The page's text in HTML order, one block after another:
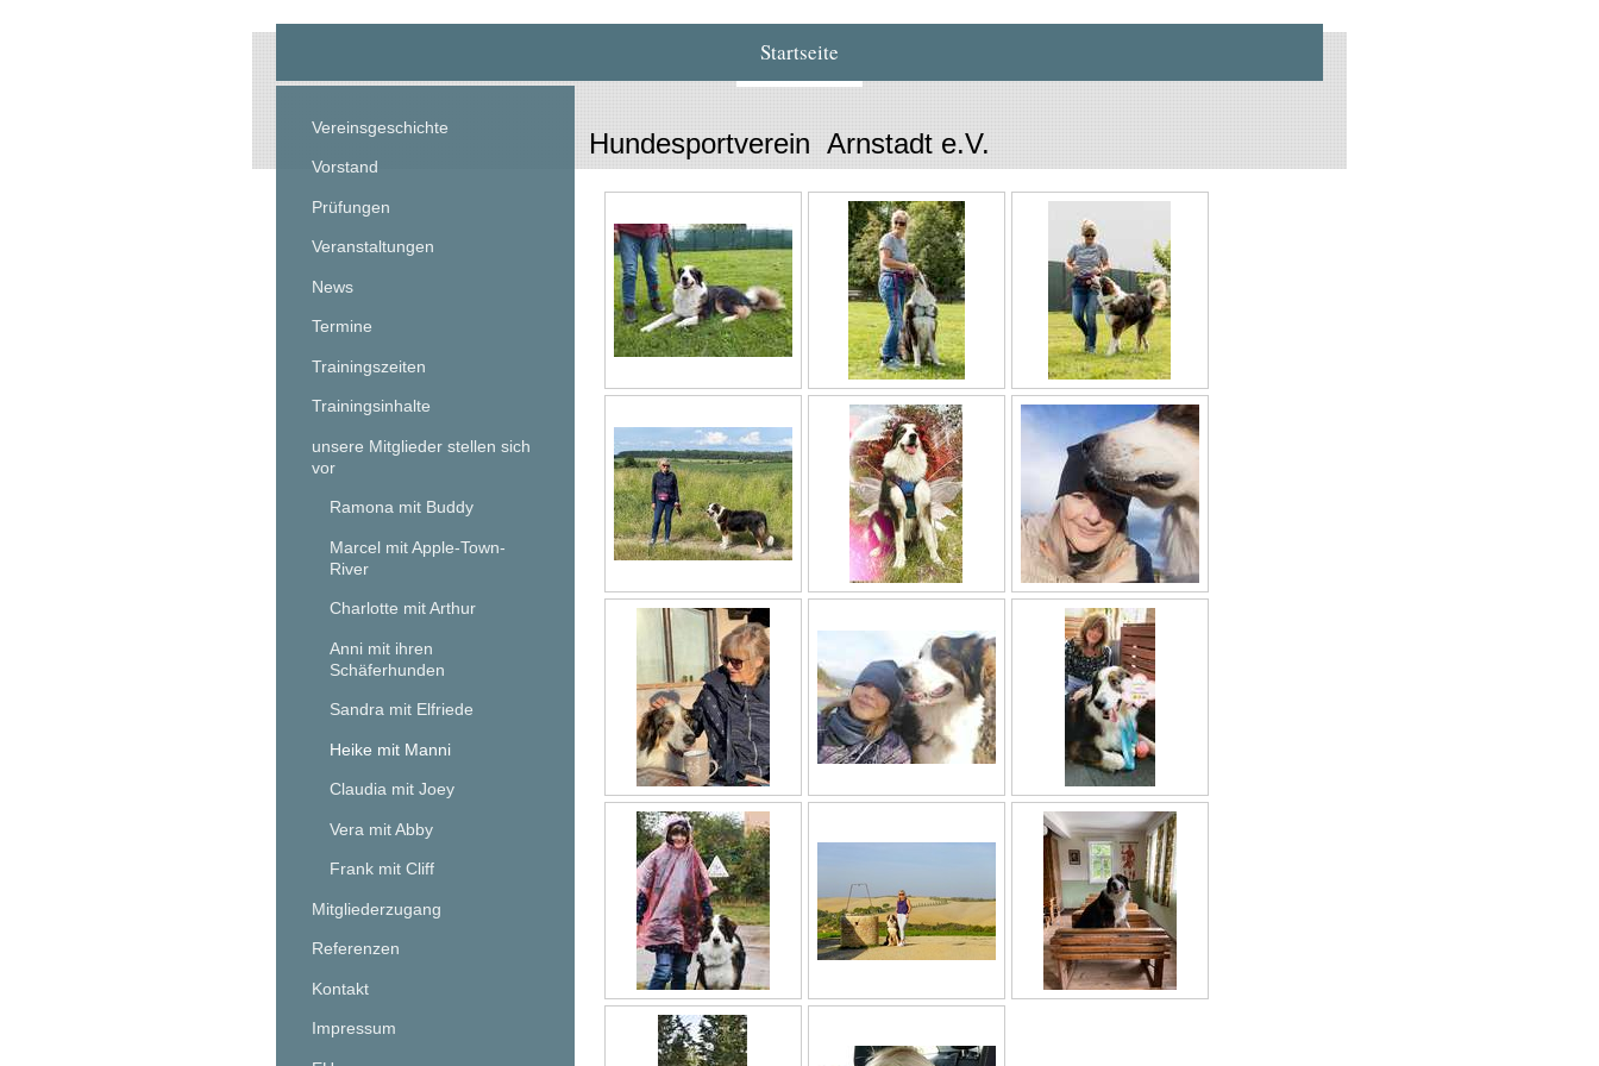
Startseite
Hundesportverein Arnstadt e.V.
Vereinsgeschichte
Vorstand
Prüfungen
Veranstaltungen
News
Termine
Trainingszeiten
Trainingsinhalte
unsere Mitglieder stellen sich
vor
Ramona mit Buddy
Marcel mit Apple-Town-
River
Charlotte mit Arthur
Anni mit ihren
Schäferhunden
Sandra mit Elfriede
Heike mit Manni
Claudia mit Joey
Vera mit Abby
Frank mit Cliff
Mitgliederzugang
Referenzen
Kontakt
Impressum